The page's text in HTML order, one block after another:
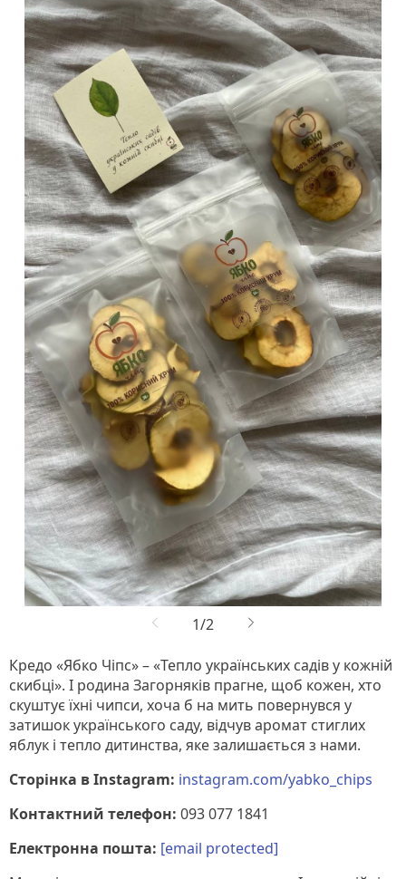
Кредо «Ябко Чіпс» – «Тепло українських садів у кожній
скибці». І родина Загорняків прагне, щоб кожен, хто
скуштує їхні чипси, хоча б на мить повернувся у
затишок українського саду, відчув аромат стиглих
яблук і тепло дитинства, яке залишається з нами.
Сторінка в Instagram: instagram.com/yabko_chips
Контактний телефон: 093 077 1841
Електронна пошта: [email protected]